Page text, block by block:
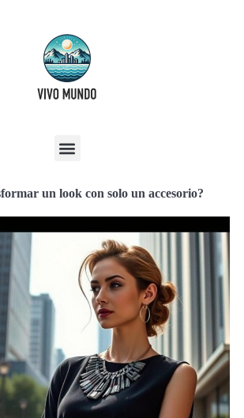
un look con solo un accesorio?